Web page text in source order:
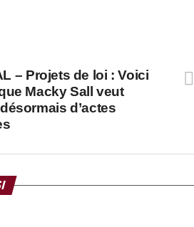
– Projets de loi : Voici
Macky Sall veut
d’actes